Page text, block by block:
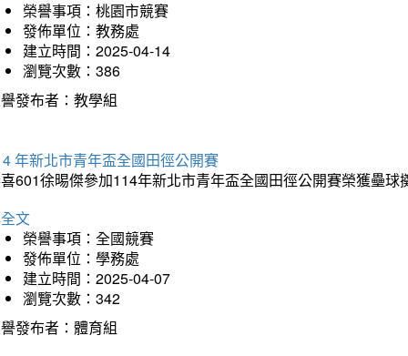
榮譽事項：桃園市競賽
發佈單位：教務處
建立時間：2025-04-14
瀏覽次數：386
發布者：教學組
年新北市青年盃全國田徑公開賽
601徐晹傑參加114年新北市青年盃全國田徑公開賽榮獲壘
文
榮譽事項：全國競賽
發佈單位：學務處
建立時間：2025-04-07
瀏覽次數：342
發布者：體育組